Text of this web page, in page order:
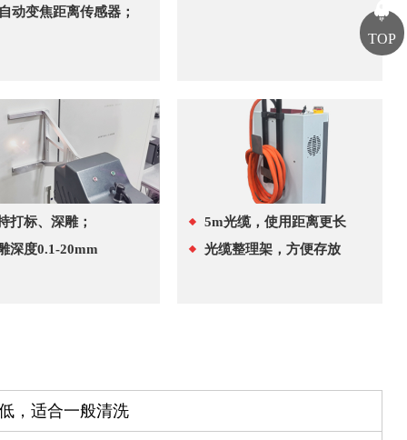
动变焦距离传感器；
打标、深雕；
深度0.1-20mm
5m光缆，使用距离更长
光缆整理架，方便存放
，适合一般清洗
TOP